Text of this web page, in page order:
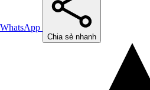
WhatsApp
Chia sẻ nhanh